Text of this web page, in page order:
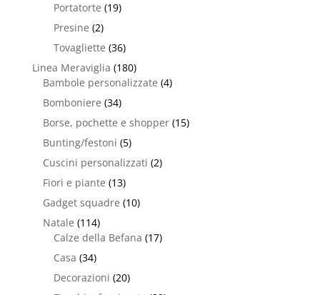
Portatorte (19)
Presine (2)
Tovagliette (36)
Linea Meraviglia (180)
Bambole personalizzate (4)
Bomboniere (34)
Borse, pochette e shopper (15)
Bunting/festoni (5)
Cuscini personalizzati (2)
Fiori e piante (13)
Gadget squadre (10)
Natale (114)
Calze della Befana (17)
Casa (34)
Decorazioni (20)